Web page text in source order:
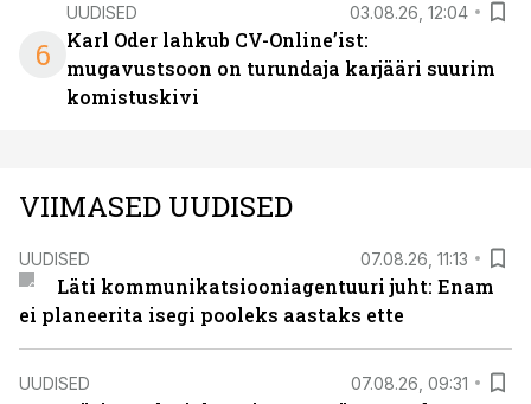
6
UUDISED 03.08.26, 12:04
Karl Oder lahkub CV-Online’ist:
mugavustsoon on turundaja karjääri suurim
komistuskivi
VIIMASED UUDISED
UUDISED 07.08.26, 11:13
Läti kommunikatsiooniagentuuri juht: Enam
ei planeerita isegi pooleks aastaks ette
UUDISED 07.08.26, 09:31